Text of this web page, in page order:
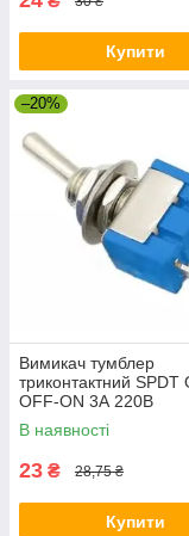
Купити
–20%
Вимикач тумблер
триконтактний SPDT
OFF-ON 3А 220В
В наявності
23 ₴ 28,75 ₴
Купити